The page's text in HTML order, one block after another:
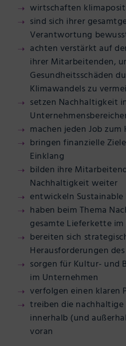
wirtschaften
sind sich ihrer
Verantwortung
achten verstärkt auf
ihrer Mitarbeitenden,
Gesundheitsschäden
Klimawandels zu
setzen Nachhaltigkeit
machen jeden Job zum
bringen finanzielle
Einklang
bilden ihre
Nachhaltigkeit weiter
entwickeln Sustainable
haben beim Thema
gesamte Lieferkette im
bereiten sich
Herausforderungen
sorgen für Kultur- und
im Unternehmen
verfolgen einen klaren
treiben die
innerhalb (und
voran